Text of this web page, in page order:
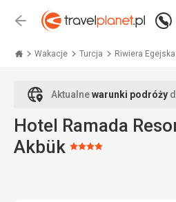
Wstecz
Wakacje Turcja Riwiera Egejska
Aktualnewarunki podróży
Hotel Ramada
Akbük Ocena: